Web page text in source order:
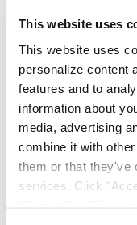
This website uses
This website uses
personalize content
features and to
information about
media, advertising
combine it with
them or that they've
services. Click
عند اختيار
النفايات وإعادة